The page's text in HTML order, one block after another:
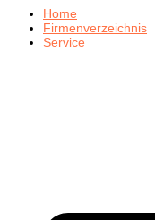
Home
Firmenverzeichnis
Service